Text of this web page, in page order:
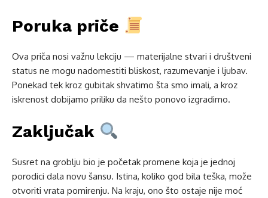
Poruka priče
Ova priča nosi važnu lekciju — materijalne stvari i društveni
status ne mogu nadomestiti bliskost, razumevanje i ljubav.
Ponekad tek kroz gubitak shvatimo šta smo imali, a kroz
iskrenost dobijamo priliku da nešto ponovo izgradimo.
Zaključak
Susret na groblju bio je početak promene koja je jednoj
porodici dala novu šansu. Istina, koliko god bila teška, može
otvoriti vrata pomirenju. Na kraju, ono što ostaje nije moć